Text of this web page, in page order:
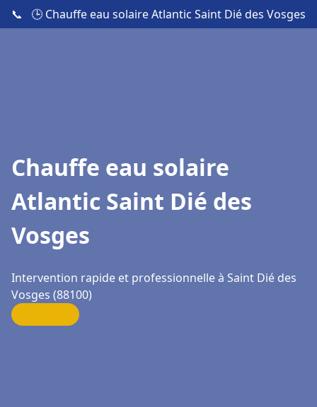
📞 🕒 Chauffe eau solaire Atlantic Saint Dié des Vosges
Chauffe eau solaire
Atlantic Saint Dié des
Vosges
Intervention rapide et professionnelle à Saint Dié des
Vosges (88100)